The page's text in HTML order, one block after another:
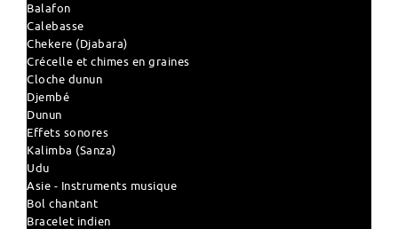
Balafon
Calebasse
Chekere (Djabara)
Crécelle et chimes en graines
Cloche dunun
Djembé
Dunun
Effets sonores
Kalimba (Sanza)
Udu
Asie - Instruments musique
Bol chantant
Bracelet indien